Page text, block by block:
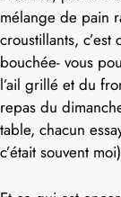
mélange de pain
croustillants,
bouchée- vous
l’ail grillé et du
repas du
table, chacun
c’était souvent